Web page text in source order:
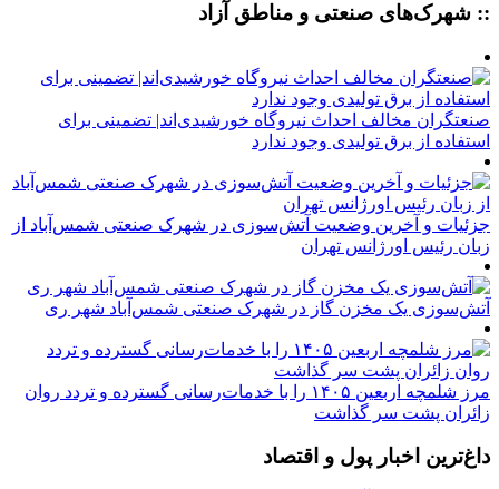
:: شهرک‌های صنعتی و مناطق آزاد
صنعتگران مخالف احداث نیروگاه خورشیدی‌اند| تضمینی برای
استفاده از برق تولیدی وجود ندارد
جزئیات و آخرین وضعیت آتش‌سوزی در شهرک صنعتی شمس‌آباد از
زبان رئیس اورژانس تهران
آتش‌سوزی یک مخزن گاز در شهرک صنعتی شمس‌آباد شهر ری
مرز شلمچه اربعین ۱۴۰۵ را با خدمات‌رسانی گسترده و تردد روان
زائران پشت سر گذاشت
داغ‌ترین اخبار پول و اقتصاد